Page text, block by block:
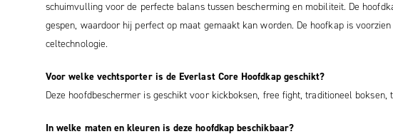
schuimvulling voor de perfecte balans tussen bescherming en mobiliteit. De
gespen, waardoor hij perfect op maat gemaakt kan worden. De hoofkap is
celtechnologie.
Voor welke vechtsporter is de Everlast Core Hoofdkap geschikt?
Deze hoofdbeschermer is geschikt voor kickboksen, free fight, traditioneel boksen,
In welke maten en kleuren is deze hoofdkap beschikbaar?